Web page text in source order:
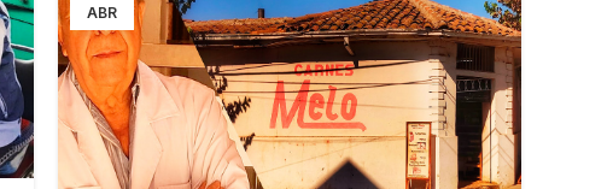
ABR